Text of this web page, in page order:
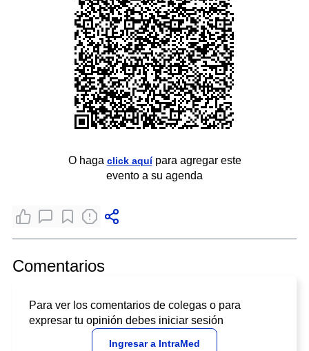
O haga click aquípara agregar este
evento a su agenda
Comentarios
Para ver los comentarios de colegas o para
expresar tu opinión debes iniciar sesión
Ingresar a IntraMed